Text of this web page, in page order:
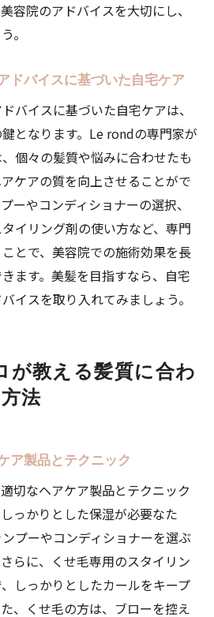
容院のアドバイスを大切にし、
。
ドバイスに基づいた自宅ケア
バイスに基づいた自宅ケアは、
となります。Le rondの専門家が
個々の髪質や悩みに合わせたも
ケアの質を向上させることがで
ーやコンディショナーの選択、
イリング剤の使い方など、専門
とで、美容院での施術効果を長
ます。美髪を目指すなら、自宅
イスを取り入れてみましょう。
が教える髪質に合わ
法
ア製品とテクニック
切なヘアケア製品とテクニック
っかりとした保湿が必要なた
プーやコンディショナーを選ぶ
らに、くせ毛専用のスタイリン
しっかりとしたカールをキープ
、くせ毛の方は、ブローを控え